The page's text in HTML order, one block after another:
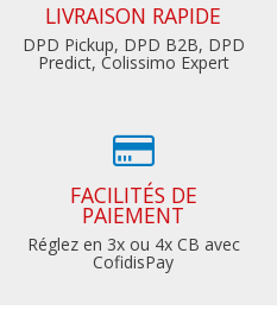
LIVRAISON RAPIDE
DPD Pickup, DPD B2B, DPD
Predict, Colissimo Expert
FACILITÉS DE
PAIEMENT
Réglez en 3x ou 4x CB avec
CofidisPay